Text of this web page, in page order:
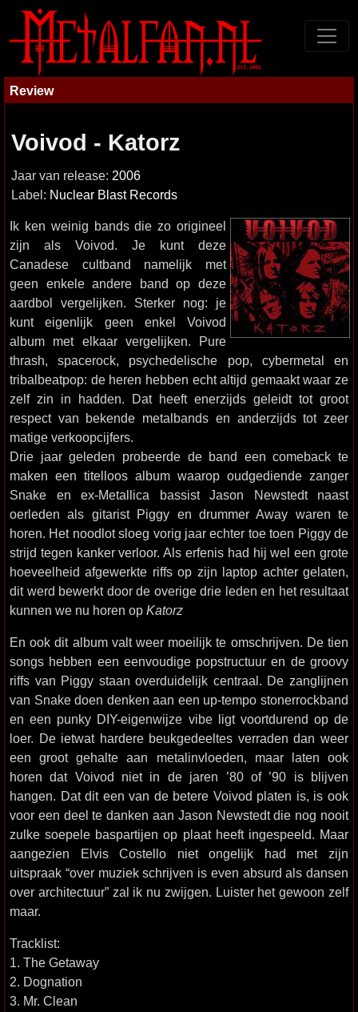
Review
Voivod - Katorz
Jaar van release: 2006
Label: Nuclear Blast Records
Ik ken weinig bands die zo origineel
zijn als Voivod. Je kunt deze
Canadese cultband namelijk met
geen enkele andere band op deze
aardbol vergelijken. Sterker nog: je
kunt eigenlijk geen enkel Voivod
album met elkaar vergelijken. Pure
thrash, spacerock, psychedelische pop, cybermetal en
tribalbeatpop: de heren hebben echt altijd gemaakt waar ze
zelf zin in hadden. Dat heeft enerzijds geleidt tot groot
respect van bekende metalbands en anderzijds tot zeer
matige verkoopcijfers.
Drie jaar geleden probeerde de band een comeback te
maken een titelloos album waarop oudgediende zanger
Snake en ex-Metallica bassist Jason Newstedt naast
oerleden als gitarist Piggy en drummer Away waren te
horen. Het noodlot sloeg vorig jaar echter toe toen Piggy de
strijd tegen kanker verloor. Als erfenis had hij wel een grote
hoeveelheid afgewerkte riffs op zijn laptop achter gelaten,
dit werd bewerkt door de overige drie leden en het resultaat
kunnen we nu horen op Katorz
En ook dit album valt weer moeilijk te omschrijven. De tien
songs hebben een eenvoudige popstructuur en de groovy
riffs van Piggy staan overduidelijk centraal. De zanglijnen
van Snake doen denken aan een up-tempo stonerrockband
en een punky DIY-eigenwijze vibe ligt voortdurend op de
loer. De ietwat hardere beukgedeeltes verraden dan weer
een groot gehalte aan metalinvloeden, maar laten ook
horen dat Voivod niet in de jaren ’80 of ’90 is blijven
hangen. Dat dit een van de betere Voivod platen is, is ook
voor een deel te danken aan Jason Newstedt die nog nooit
zulke soepele baspartijen op plaat heeft ingespeeld. Maar
aangezien Elvis Costello niet ongelijk had met zijn
uitspraak “over muziek schrijven is even absurd als dansen
over architectuur” zal ik nu zwijgen. Luister het gewoon zelf
maar.
Tracklist:
1. The Getaway
2. Dognation
3. Mr. Clean